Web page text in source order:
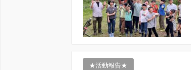
★活動報告★